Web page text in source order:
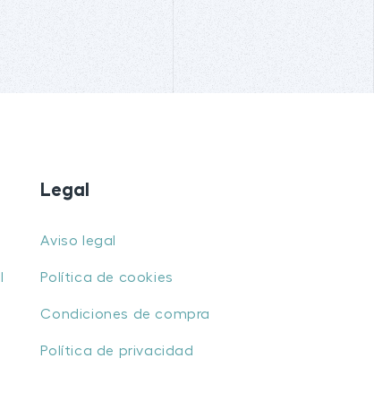
Legal
Aviso legal
Política de cookies
Condiciones de compra
Política de privacidad